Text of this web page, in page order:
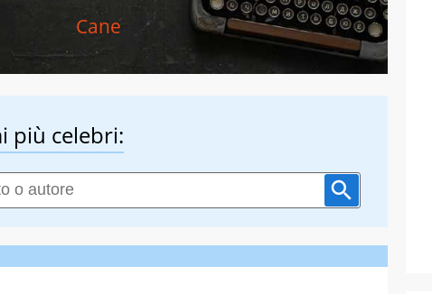
Cane
più celebri: